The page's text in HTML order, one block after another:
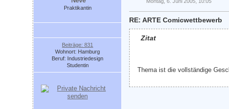
Praktikantin
Beiträge: 831
Wohnort: Hamburg
Beruf: Industriedesign
Studentin
RE: ARTE Comicwettbewerb
Zitat
Thema ist die vollständige